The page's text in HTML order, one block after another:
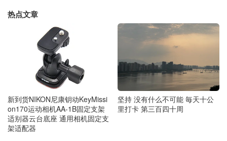
热点文章
新到货NIKON尼康钥动KeyMissi
on170运动相机AA-1B固定支架
适别器云台底座 通用相机固定支
架适配器
坚持 没有什么不可能 毎天十公
里打卡 第三百四十周